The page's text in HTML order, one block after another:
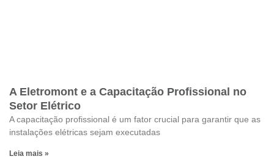
A Eletromont e a Capacitação Profissional no
Setor Elétrico
A capacitação profissional é um fator crucial para garantir que as
instalações elétricas sejam executadas
Leia mais »